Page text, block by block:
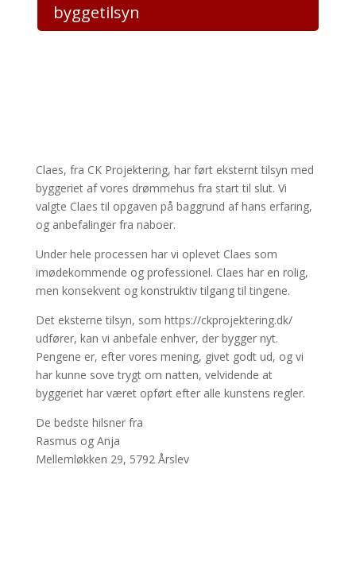
byggetilsyn
Claes, fra CK Projektering, har ført eksternt tilsyn med
byggeriet af vores drømmehus fra start til slut. Vi
valgte Claes til opgaven på baggrund af hans erfaring,
og anbefalinger fra naboer.
Under hele processen har vi oplevet Claes som
imødekommende og professionel. Claes har en rolig,
men konsekvent og konstruktiv tilgang til tingene.
Det eksterne tilsyn, som https://ckprojektering.dk/
udfører, kan vi anbefale enhver, der bygger nyt.
Pengene er, efter vores mening, givet godt ud, og vi
har kunne sove trygt om natten, velvidende at
byggeriet har været opført efter alle kunstens regler.
De bedste hilsner fra
Rasmus og Anja
Mellemløkken 29, 5792 Årslev